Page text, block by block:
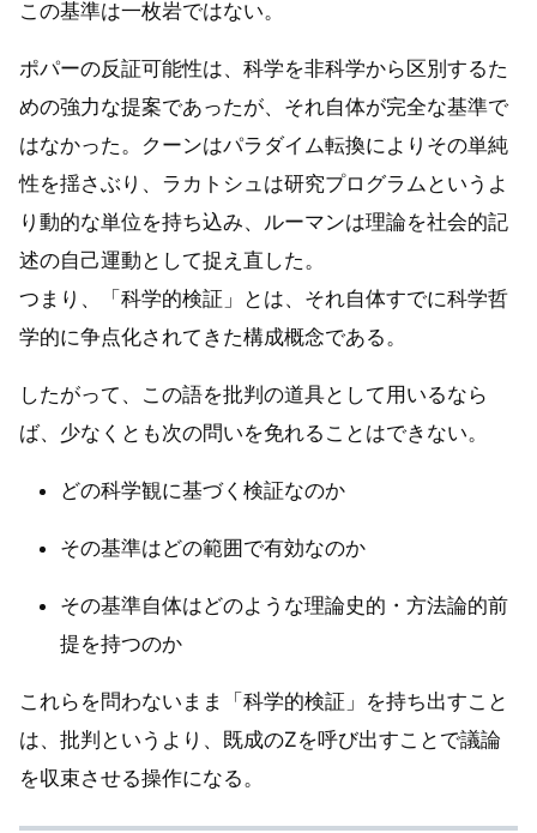
この基準は一枚岩ではない。
ポパーの反証可能性は、科学を非科学から区別するた
めの強力な提案であったが、それ自体が完全な基準で
はなかった。クーンはパラダイム転換によりその単純
性を揺さぶり、ラカトシュは研究プログラムというよ
り動的な単位を持ち込み、ルーマンは理論を社会的記
述の自己運動として捉え直した。
つまり、「科学的検証」とは、それ自体すでに科学哲
学的に争点化されてきた構成概念である。
したがって、この語を批判の道具として用いるなら
ば、少なくとも次の問いを免れることはできない。
どの科学観に基づく検証なのか
その基準はどの範囲で有効なのか
その基準自体はどのような理論史的・方法論的前
提を持つのか
これらを問わないまま「科学的検証」を持ち出すこと
は、批判というより、既成のZを呼び出すことで議論
を収束させる操作になる。